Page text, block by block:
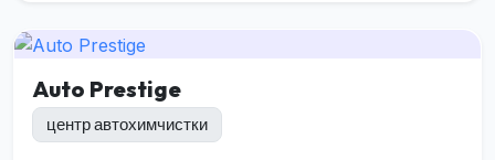
Auto Prestige
центр автохимчистки